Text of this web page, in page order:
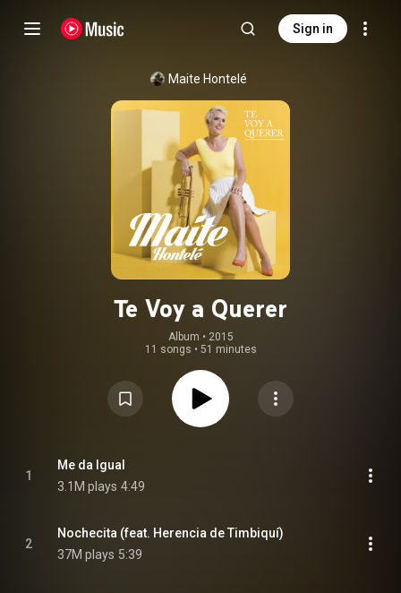
Sign in
Maite Hontelé
Te Voy a Querer
Album • 2015
11 songs • 51 minutes
1
Me da Igual
3.1M plays 4:49
2
Nochecita (feat. Herencia de Timbiquí)
37M plays 5:39